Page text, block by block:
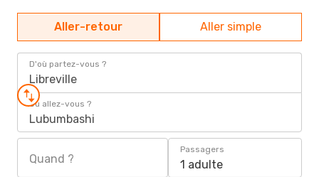
Aller-retour Aller simple
D'où partez-vous ?
Libreville
Où allez-vous ?
Lubumbashi
Quand ?
Passagers
1 adulte